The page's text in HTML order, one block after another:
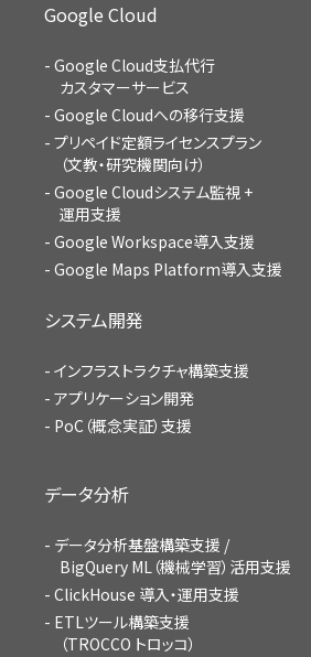
Google Cloud
Google Cloud支払代行
カスタマーサービス
Google Cloudへの移行支援
プリペイド定額ライセンスプラン
（文教・研究機関向け）
Google Cloudシステム監視 +
運用支援
Google Workspace導入支援
Google Maps Platform導入支援
システム開発
インフラストラクチャ構築支援
アプリケーション開発
PoC（概念実証）支援
データ分析
データ分析基盤構築支援 /
BigQuery ML（機械学習）活用支援
ClickHouse 導入・運用支援
ETLツール構築支援
（TROCCO トロッコ）